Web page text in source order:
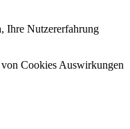
Ihre Nutzererfahrung
Cookies Auswirkungen